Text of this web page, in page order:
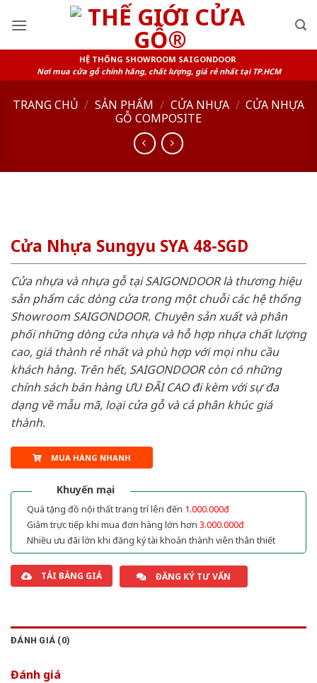
HỆ THỐNG SHOWROOM SAIGONDOOR
Nơi mua cửa gỗ chính hãng, chất lượng, giá rẻ nhất tại TP.HCM
TRANG CHỦ / SẢN PHẨM / CỬA NHỰA / CỬA NHỰA
GỖ COMPOSITE
Cửa Nhựa Sungyu SYA 48-SGD
Cửa nhựa và nhựa gỗ tại SAIGONDOOR là thương hiệu
sản phẩm các dòng cửa trong một chuỗi các hệ thống
Showroom SAIGONDOOR. Chuyên sản xuất và phân
phối những dòng cửa nhựa và hỗ hợp nhựa chất lượng
cao, giá thành rẻ nhất và phù hợp với mọi nhu cầu
khách hàng. Trên hết, SAIGONDOOR còn có những
chính sách bán hàng ƯU ĐÃI CAO đi kèm với sự đa
dạng về mẫu mã, loại cửa gỗ và cả phân khúc giá
thành.
MUA HÀNG NHANH
Khuyến mại
Quà tặng đồ nội thất trang trí lên đến 1.000.000đ
Giảm trực tiếp khi mua đơn hàng lớn hơn 3.000.000đ
Nhiều ưu đãi lớn khi đăng ký tài khoản thành viên thân thiết
TẢI BẢNG GIÁ ĐĂNG KÝ TƯ VẤN
ĐÁNH GIÁ (0)
Đánh giá